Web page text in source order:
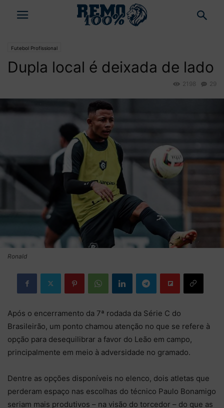
Futebol Profissional
Dupla local é deixada de lado
29
2198
Ronald
Após o encerramento da 7ª rodada da Série C do
Brasileirão, um ponto chamou atenção no que se refere à
opção para desequilibrar a favor do Leão em campo,
principalmente em meio à adversidade no gramado.
Dentre as opções disponíveis no elenco, dois atletas que
perderam espaço nas escolhas do técnico Paulo Bonamigo
seriam mais produtivos – na visão do torcedor – do que as